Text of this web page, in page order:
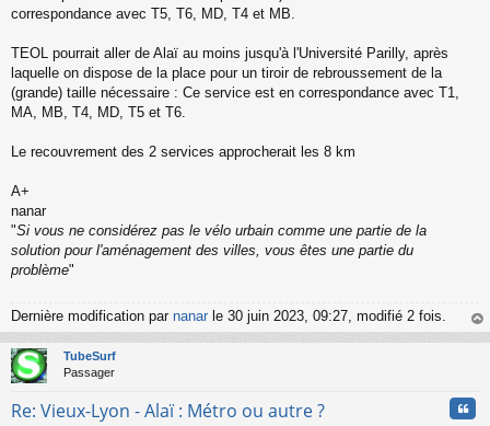
o
l
u
correspondance avec T5, T6, MD, T4 et MB.
TEOL pourrait aller de Alaï au moins jusqu'à l'Université Parilly, après
laquelle on dispose de la place pour un tiroir de rebroussement de la
(grande) taille nécessaire : Ce service est en correspondance avec T1,
MA, MB, T4, MD, T5 et T6.
Le recouvrement des 2 services approcherait les 8 km
A+
nanar
"Si vous ne considérez pas le vélo urbain comme une partie de la
solution pour l'aménagement des villes, vous êtes une partie du
problème"
Dernière modification par nanar le 30 juin 2023, 09:27, modifié 2 fois.
au
TubeSurf
Passager
Re: Vieux-Lyon - Alaï : Métro ou autre ?